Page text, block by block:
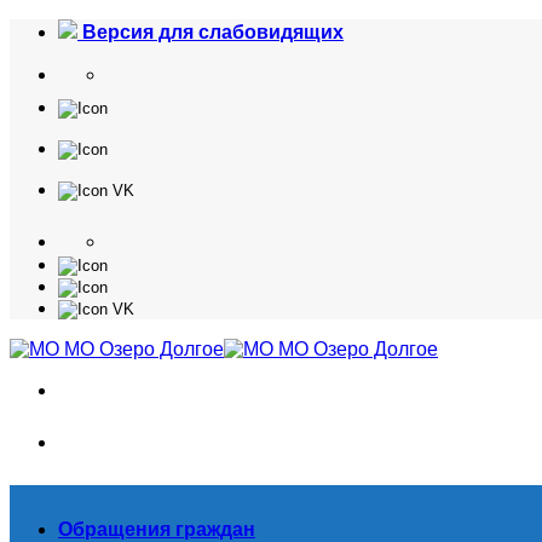
Skip
content
Версия для слабовидящих
Обращения граждан